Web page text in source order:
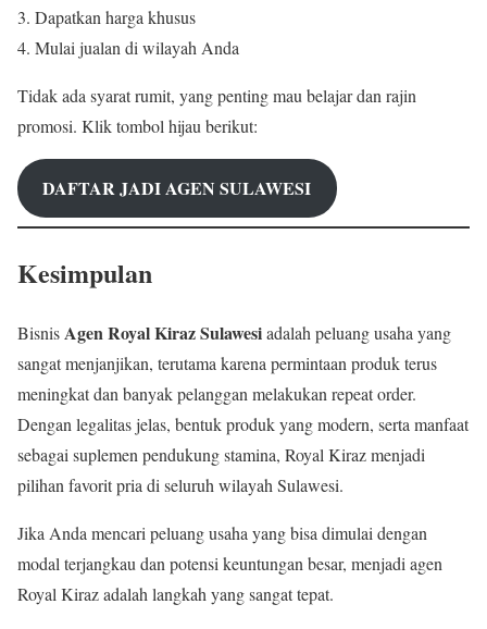
Dapatkan harga khusus
Mulai jualan di wilayah Anda
Tidak ada syarat rumit, yang penting mau belajar dan rajin
promosi. Klik tombol hijau berikut:
DAFTAR JADI AGEN SULAWESI
Kesimpulan
Bisnis Agen Royal Kiraz Sulawesiadalah peluang usaha yang
sangat menjanjikan, terutama karena permintaan produk terus
meningkat dan banyak pelanggan melakukan repeat order.
Dengan legalitas jelas, bentuk produk yang modern, serta manfaat
sebagai suplemen pendukung stamina, Royal Kiraz menjadi
pilihan favorit pria di seluruh wilayah Sulawesi.
Jika Anda mencari peluang usaha yang bisa dimulai dengan
modal terjangkau dan potensi keuntungan besar, menjadi agen
Royal Kiraz adalah langkah yang sangat tepat.